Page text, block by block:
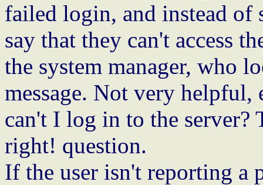
failed login, and instead
say that they can't access
the system manager, who
message. Not very helpful,
can't I log in to the server?
right! question.
If the user isn't reporting a